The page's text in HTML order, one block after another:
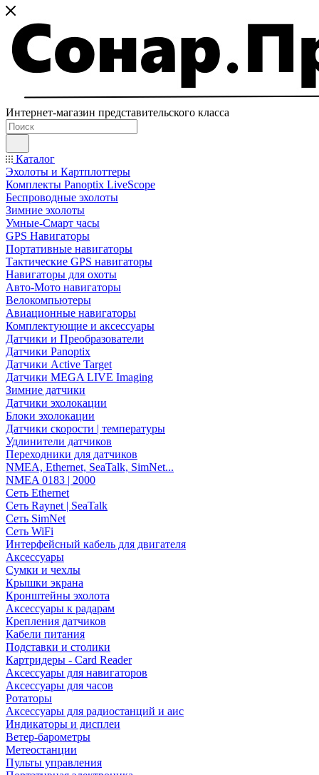
Интернет-магазин представительского класса
Каталог
Эхолоты и Картплоттеры
Комплекты Panoptix LiveScope
Беспроводные эхолоты
Зимние эхолоты
Умные-Смарт часы
GPS Навигаторы
Портативные навигаторы
Тактические GPS навигаторы
Навигаторы для охоты
Авто-Мото навигаторы
Велокомпьютеры
Авиационные навигаторы
Комплектующие и аксессуары
Датчики и Преобразователи
Датчики Panoptix
Датчики Active Target
Датчики MEGA LIVE Imaging
Зимние датчики
Датчики эхолокации
Блоки эхолокации
Датчики скорости | температуры
Удлинители датчиков
Переходники для датчиков
NMEA, Ethernet, SeaTalk, SimNet...
NMEA 0183 | 2000
Сеть Ethernet
Сеть Raynet | SeaTalk
Сеть SimNet
Сеть WiFi
Интерфейсный кабель для двигателя
Аксессуары
Сумки и чехлы
Крышки экрана
Кронштейны эхолота
Аксессуары к радарам
Крепления датчиков
Кабели питания
Подставки и столики
Картридеры - Card Reader
Аксессуары для навигаторов
Аксессуары для часов
Ротаторы
Аксессуары для радиостанций и аис
Индикаторы и дисплеи
Ветер-барометры
Метеостанции
Пульты управления